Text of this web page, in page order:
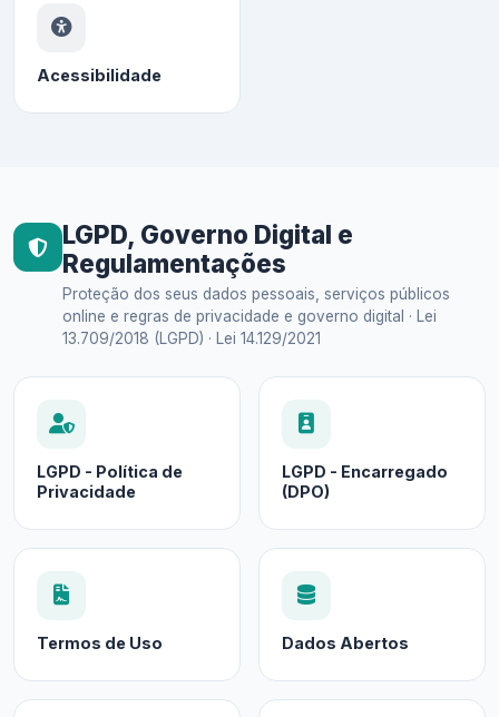
Acessibilidade
LGPD, Governo Digital e
Regulamentações
Proteção dos seus dados pessoais, serviços públicos
online e regras de privacidade e governo digital · Lei
13.709/2018 (LGPD) · Lei 14.129/2021
LGPD - Política de
Privacidade
LGPD - Encarregado
(DPO)
Termos de Uso Dados Abertos